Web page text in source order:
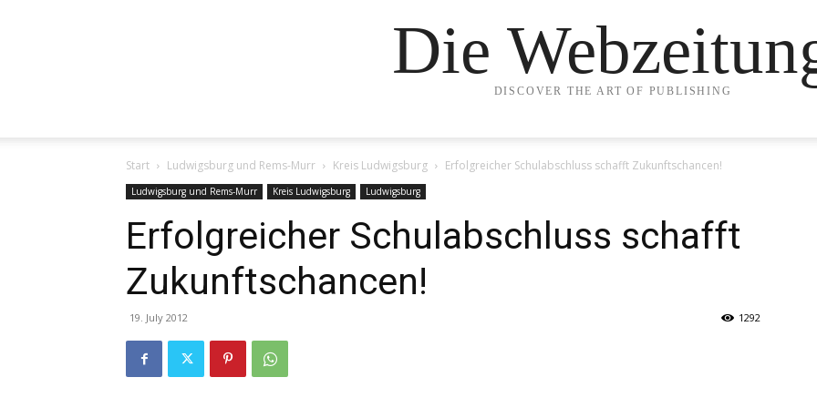
Die
DISCOVER THE ART OF PUBLISHING
Start Ludwigsburg und Rems-Murr Kreis Ludwigsburg Erfolgreicher Schulabschluss schafft Zukunftschancen!
Ludwigsburg und Rems-Murr Kreis Ludwigsburg Ludwigsburg
Erfolgreicher Schulabschluss schafft
Zukunftschancen!
19. July 2012 1292